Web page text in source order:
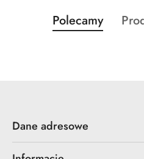
Pomiń karuzelę
Produkty
o
Polecamy
Dane adresowe